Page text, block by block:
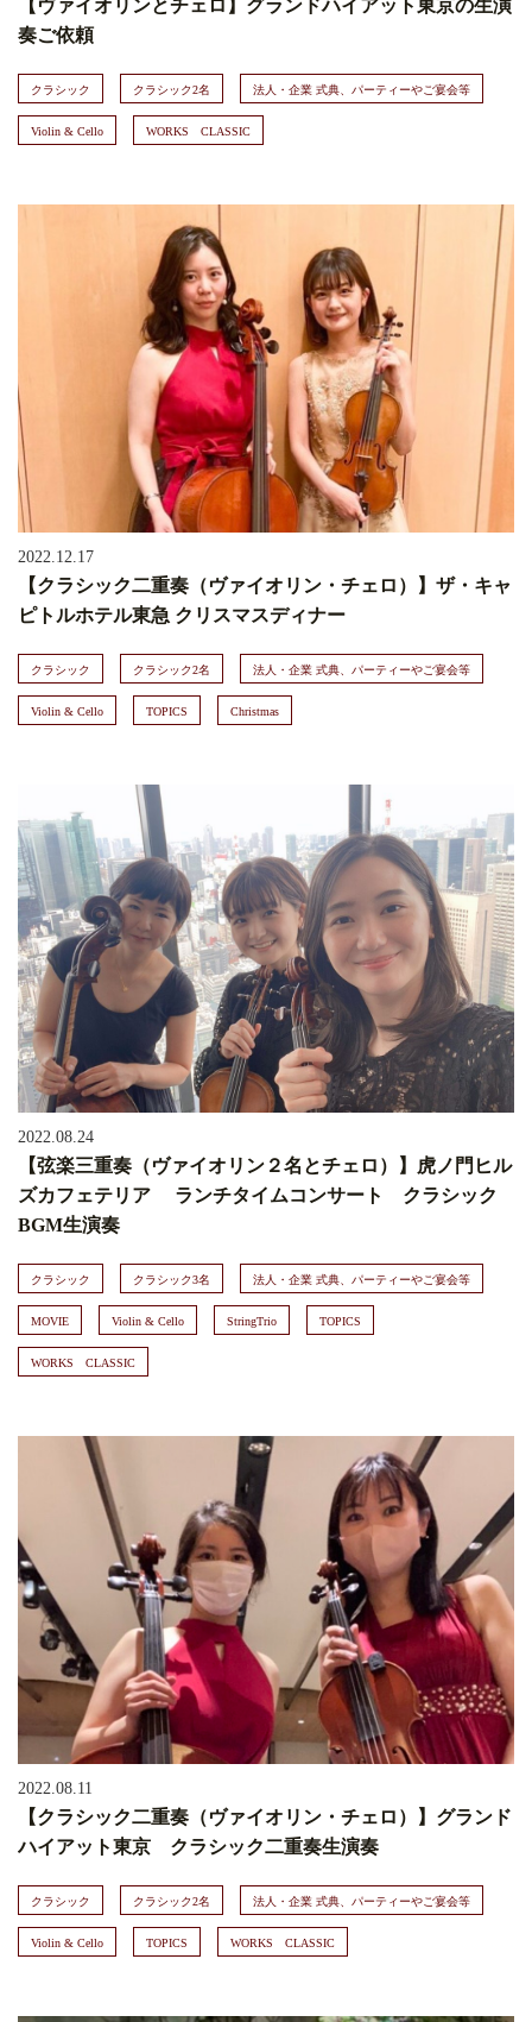
【ヴァイオリンとチェロ】グランドハイアット東京の生演
奏ご依頼
クラシック クラシック2名 法人・企業 式典、パーティーやご宴会等
Violin & Cello WORKS CLASSIC
2022.12.17
【クラシック二重奏（ヴァイオリン・チェロ）】ザ・キャ
ピトルホテル東急 クリスマスディナー
クラシック クラシック2名 法人・企業 式典、パーティーやご宴会等
Violin & Cello TOPICS Christmas
2022.08.24
【弦楽三重奏（ヴァイオリン２名とチェロ）】虎ノ門ヒル
ズカフェテリア ランチタイムコンサート クラシック
BGM生演奏
クラシック クラシック3名 法人・企業 式典、パーティーやご宴会等
MOVIE Violin & Cello StringTrio TOPICS
WORKS CLASSIC
2022.08.11
【クラシック二重奏（ヴァイオリン・チェロ）】グランド
ハイアット東京 クラシック二重奏生演奏
クラシック クラシック2名 法人・企業 式典、パーティーやご宴会等
Violin & Cello TOPICS WORKS CLASSIC